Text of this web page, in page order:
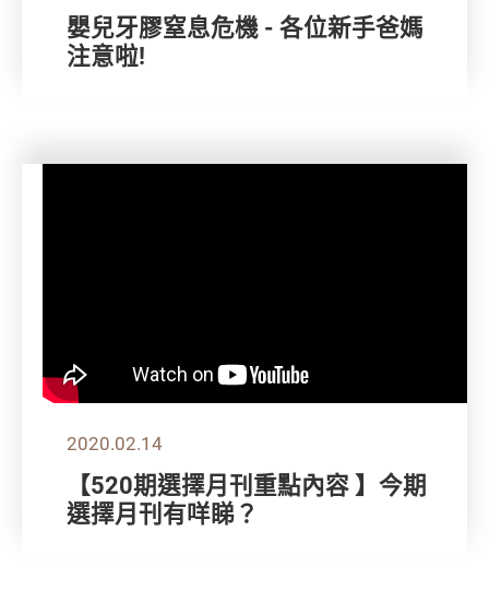
嬰兒牙膠窒息危機 - 各位新手爸媽
注意啦!
2020.02.14
【520期選擇月刊重點內容 】今期
選擇月刊有咩睇？